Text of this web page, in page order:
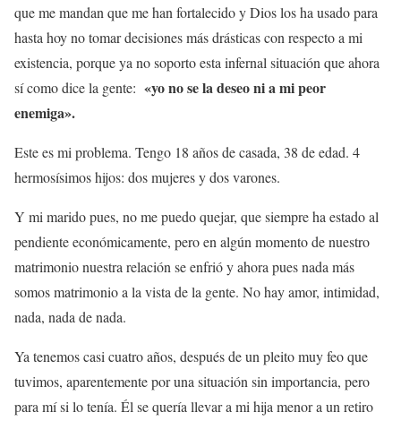
que me mandan que me han fortalecido y Dios los ha usado para
hasta hoy no tomar decisiones más drásticas con respecto a mi
existencia, porque ya no soporto esta infernal situación que ahora
sí como dice la gente: «yo no se la deseo ni a mi peor
enemiga».
Este es mi problema. Tengo 18 años de casada, 38 de edad. 4
hermosísimos hijos: dos mujeres y dos varones.
Y mi marido pues, no me puedo quejar, que siempre ha estado al
pendiente económicamente, pero en algún momento de nuestro
matrimonio nuestra relación se enfrió y ahora pues nada más
somos matrimonio a la vista de la gente. No hay amor, intimidad,
nada, nada de nada.
Ya tenemos casi cuatro años, después de un pleito muy feo que
tuvimos, aparentemente por una situación sin importancia, pero
para mí si lo tenía. Él se quería llevar a mi hija menor a un retiro